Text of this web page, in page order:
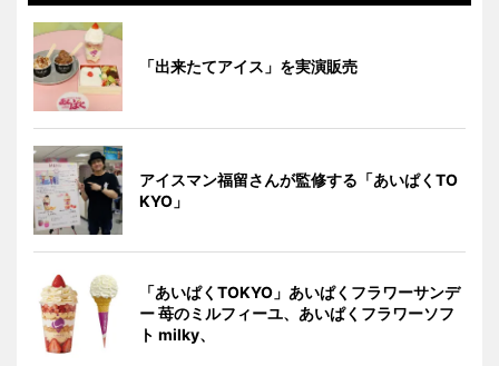
「出来たてアイス」を実演販売
アイスマン福留さんが監修する「あいぱくTO
KYO」
「あいぱくTOKYO」あいぱくフラワーサンデ
ー 苺のミルフィーユ、あいぱくフラワーソフ
ト milky、